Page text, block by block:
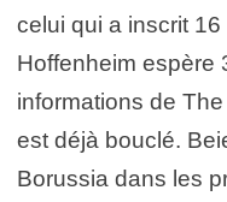
celui qui a inscrit
Hoffenheim espère
informations de The
est déjà bouclé.
Borussia dans les